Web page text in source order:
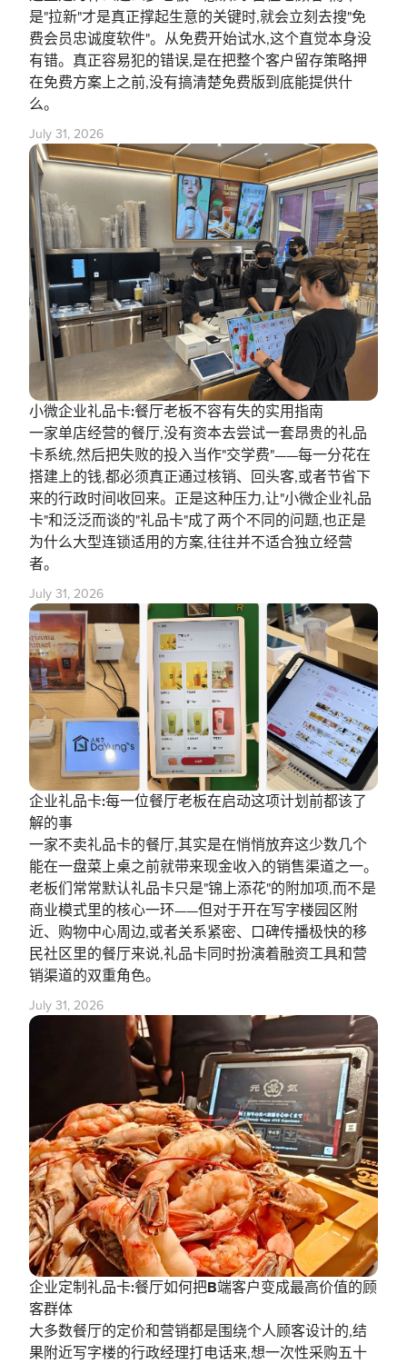
是"拉新"才是真正撑起生意的关键时,就会立刻去搜"免
费会员忠诚度软件"。从免费开始试水,这个直觉本身没
有错。真正容易犯的错误,是在把整个客户留存策略押
在免费方案上之前,没有搞清楚免费版到底能提供什
么。
July 31, 2026
小微企业礼品卡:餐厅老板不容有失的实用指南
一家单店经营的餐厅,没有资本去尝试一套昂贵的礼品
卡系统,然后把失败的投入当作"交学费"——每一分花在
搭建上的钱,都必须真正通过核销、回头客,或者节省下
来的行政时间收回来。正是这种压力,让"小微企业礼品
卡"和泛泛而谈的"礼品卡"成了两个不同的问题,也正是
为什么大型连锁适用的方案,往往并不适合独立经营
者。
July 31, 2026
企业礼品卡:每一位餐厅老板在启动这项计划前都该了
解的事
一家不卖礼品卡的餐厅,其实是在悄悄放弃这少数几个
能在一盘菜上桌之前就带来现金收入的销售渠道之一。
老板们常常默认礼品卡只是"锦上添花"的附加项,而不是
商业模式里的核心一环——但对于开在写字楼园区附
近、购物中心周边,或者关系紧密、口碑传播极快的移
民社区里的餐厅来说,礼品卡同时扮演着融资工具和营
销渠道的双重角色。
July 31, 2026
企业定制礼品卡:餐厅如何把B端客户变成最高价值的顾
客群体
大多数餐厅的定价和营销都是围绕个人顾客设计的,结
果附近写字楼的行政经理打电话来,想一次性采购五十